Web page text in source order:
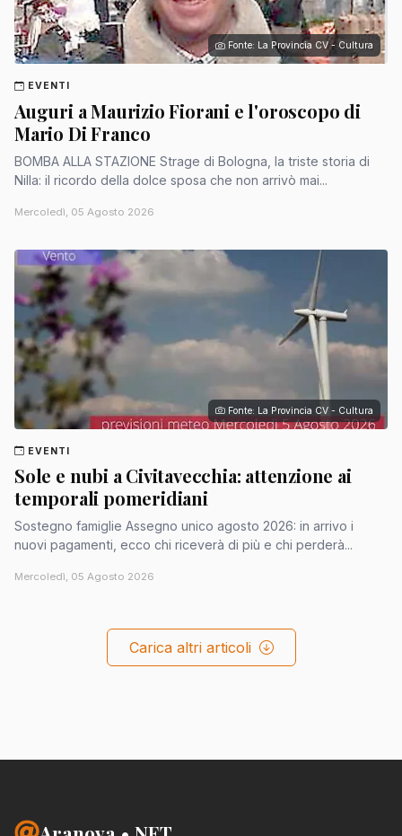
Fonte: La Provincia CV - Cultura
EVENTI
Auguri a Maurizio Fiorani e l'oroscopo di
Mario Di Franco
BOMBA ALLA STAZIONE Strage di Bologna, la triste storia di
Nilla: il ricordo della dolce sposa che non arrivò mai...
Mercoledì, 05 Agosto 2026
Fonte: La Provincia CV - Cultura
EVENTI
Sole e nubi a Civitavecchia: attenzione ai
temporali pomeridiani
Sostegno famiglie Assegno unico agosto 2026: in arrivo i
nuovi pagamenti, ecco chi riceverà di più e chi perderà...
Mercoledì, 05 Agosto 2026
Carica altri articoli